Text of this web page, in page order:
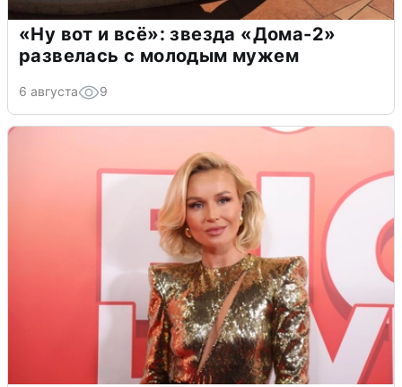
«Ну вот и всё»: звезда «Дома-2»
развелась с молодым мужем
6 августа 9